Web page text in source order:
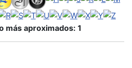
más aproximados: 1